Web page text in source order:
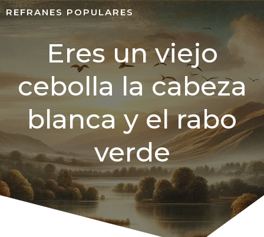
REFRANES POPULARES
Eres un viejo
cebolla la cabeza
blanca y el rabo
verde